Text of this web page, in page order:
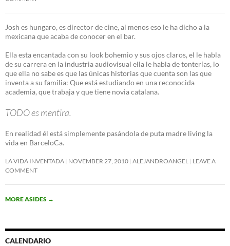
Josh es hungaro, es director de cine, al menos eso le ha dicho a la
mexicana que acaba de conocer en el bar.
Ella esta encantada con su look bohemio y sus ojos claros, el le habla
de su carrera en la industria audiovisual ella le habla de tonterías, lo
que ella no sabe es que las únicas historias que cuenta son las que
inventa a su familia: Que está estudiando en una reconocida
academia, que trabaja y que tiene novia catalana.
TODO es mentira.
En realidad él está simplemente pasándola de puta madre living la
vida en BarceloCa.
LA VIDA INVENTADA NOVEMBER 27, 2010 ALEJANDROANGEL
LEAVE A
COMMENT
MORE ASIDES →
CALENDARIO